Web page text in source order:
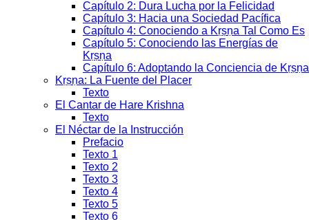
Capítulo 2: Dura Lucha por la Felicidad
Capítulo 3: Hacia una Sociedad Pacífica
Capítulo 4: Conociendo a Kṛṣṇa Tal Como Es
Capítulo 5: Conociendo las Energías de
Kṛṣṇa
Capítulo 6: Adoptando la Conciencia de Kṛṣṇa
Kṛṣṇa: La Fuente del Placer
Texto
El Cantar de Hare Krishna
Texto
El Néctar de la Instrucción
Prefacio
Texto 1
Texto 2
Texto 3
Texto 4
Texto 5
Texto 6